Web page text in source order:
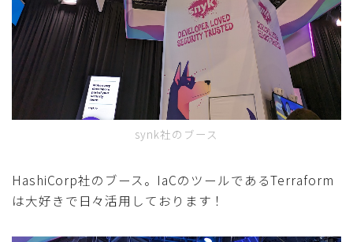
synk社のブース
HashiCorp社のブース。IaCのツールであるTerraform
は大好きで日々活用しております！